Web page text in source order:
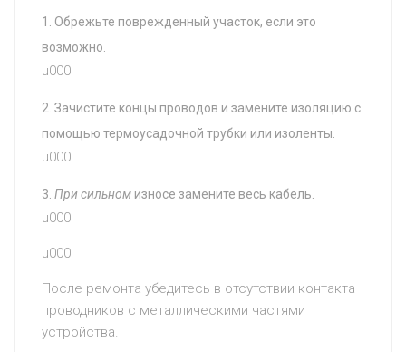
Обрежьте поврежденный участок, если это
возможно.
u000
Зачистите концы проводов и замените изоляцию с
помощью термоусадочной трубки или изоленты.
u000
При сильном износе замените весь кабель.
u000
u000
После ремонта убедитесь в отсутствии контакта
проводников с металлическими частями
устройства.